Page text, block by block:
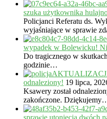
szuka użytkownika
Policjanci Referatu ds.
wyjaśniające w sprawie
wypadek w Bolewicku!
Do tragicznego w
godzinie…
odnaleziony! 19 lipca,
Ksawery został
zakończone.